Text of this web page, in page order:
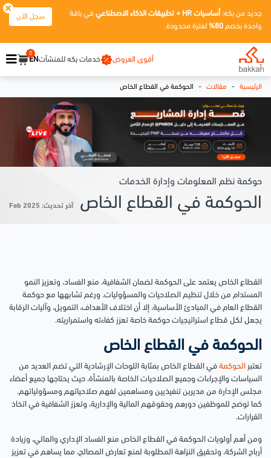
جديد من بكه: أساسيات HR + تطبيقات الذكاء الاصطناعي
في باقة
واحدة بخصم 80% لفترة محدودة.
سجل الآن
أقوى العروض خدمات بكه للمنشآتEN
0
الرئيسية - مقالات - الحوكمة في القطاع الخاص
حوكمة نظم المعلومات وإدارة الخدمات
الحوكمة في القطاع الخاص آخر تحديث: Feb 2025
القطاع الخاص يعتمد على الحوكمة لضمان الشفافية، منع الفساد، وتعزيز النمو
المستدام من خلال تنظيم الصلاحيات والمسؤوليات. ورغم تشابهها مع حوكمة
القطاع العام في المبادئ الأساسية، إلا أن اختلاف الأهداف، التمويل، وآليات الرقابة
يجعل لكل قطاع استراتيجيات حوكمة خاصة تعزز كفاءته واستمراريته.
الحوكمة في القطاع الخاص
تعتبر الحوكمة في القطاع الخاص بمثابة اللوحات الإرشادية التي تضم العديد من
السياسات والإجراءات وجميع الصلاحيات الخاصة بالمنشأة، حيث يحتاجها جميع أعضاء
مجلس الإدارة من مديرين تنفيذيين ومساهمين لفهم صلاحياتهم ومسؤولياتهم.
كما توضح للموظفين دورهم وحقوقهم المالية والإدارية، وتعزز الشفافية في اتخاذ
القرارات.
ومن أهم أولويات الحوكمة في القطاع الخاص منع الفساد الإداري والمالي، وزيادة
أرباح الشركة، وتحقيق النزاهة المطلوبة لمنع تعارض المصالح، مما يساهم في تعزيز